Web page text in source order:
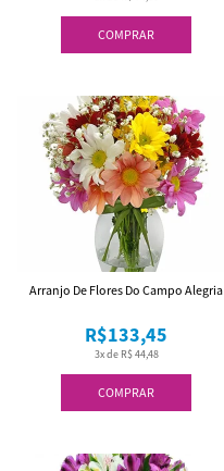
COMPRAR
COMPRAR
3x de R$ 44,48
R$133,45
Arranjo De Flores Do Campo Alegria